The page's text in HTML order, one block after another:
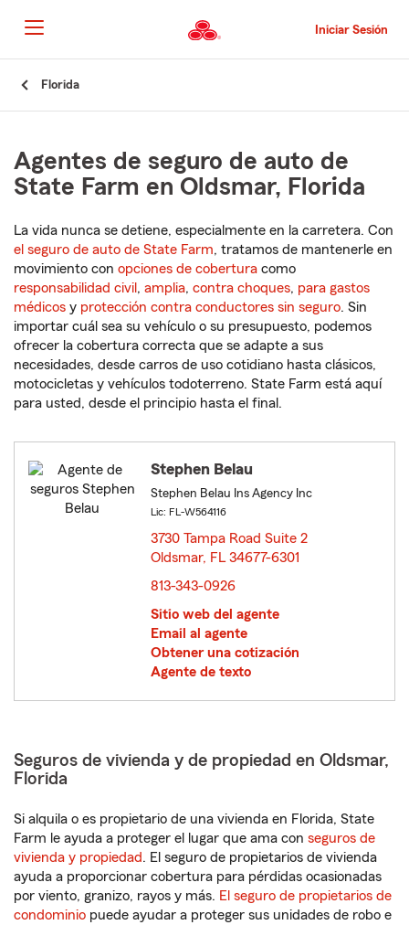
al
contenido
principal
Iniciar Sesión
Florida
Agentes de seguro de auto de
State Farm en Oldsmar, Florida
La vida nunca se detiene, especialmente en la carretera. Con
el seguro de auto de State Farm, tratamos de mantenerle en
movimiento con opciones de cobertura como
responsabilidad civil , amplia, contra choques, para gastos
médicos y protección contra conductores sin seguro. Sin
importar cuál sea su vehículo o su presupuesto, podemos
ofrecer la cobertura correcta que se adapte a sus
necesidades, desde carros de uso cotidiano hasta clásicos,
motocicletas y vehículos todoterreno. State Farm está aquí
para usted, desde el principio hasta el final.
Stephen Belau
Stephen Belau Ins Agency Inc
Lic: FL-W564116
3730 Tampa Road Suite 2
Oldsmar, FL 34677-6301
813-343-0926
Sitio web del agente
Email al agente
Obtener una cotización
Agente de texto
Seguros de vivienda y de propiedad en Oldsmar,
Florida
Si alquila o es propietario de una vivienda en Florida, State
Farm le ayuda a proteger el lugar que ama con seguros de
vivienda y propiedad. El seguro de propietarios de vivienda
ayuda a proporcionar cobertura para pérdidas ocasionadas
por viento, granizo, rayos y más. El seguro de propietarios de
condominio puede ayudar a proteger sus unidades de robo e